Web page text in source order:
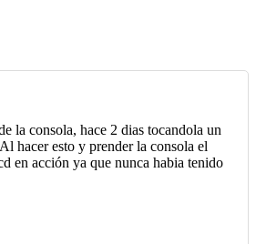
la consola, hace 2 dias tocandola un
hacer esto y prender la consola el
en acción ya que nunca habia tenido